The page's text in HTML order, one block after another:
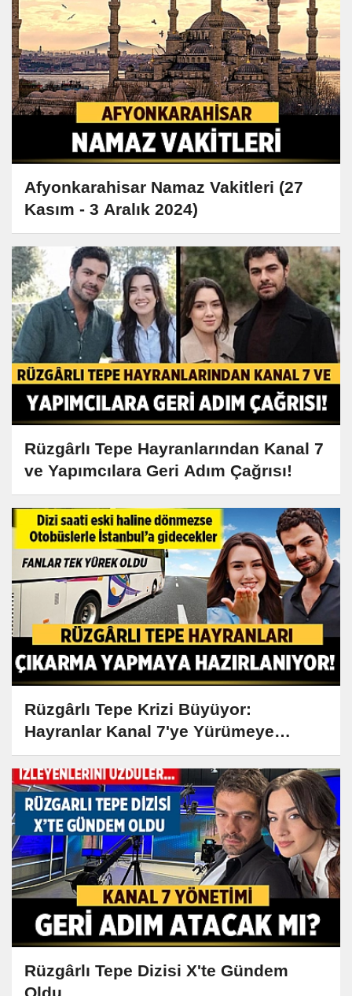
Afyonkarahisar Namaz Vakitleri (27
Kasım - 3 Aralık 2024)
Rüzgârlı Tepe Hayranlarından Kanal 7
ve Yapımcılara Geri Adım Çağrısı!
Rüzgârlı Tepe Krizi Büyüyor:
Hayranlar Kanal 7'ye Yürümeye
Hazırlanıyor!
Rüzgârlı Tepe Dizisi X'te Gündem
Oldu